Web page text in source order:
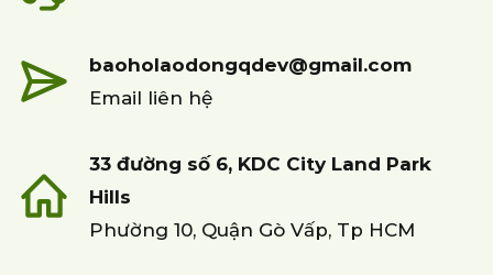
baoholaodongqdev@gmail.com
Email liên hệ
33 đường số 6, KDC City Land Park
Hills
Phường 10, Quận Gò Vấp, Tp HCM